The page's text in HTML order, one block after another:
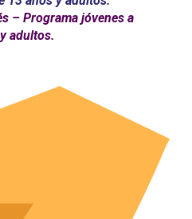
– Programa jóvenes a
adultos.